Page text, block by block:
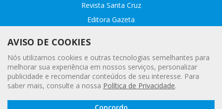
Leia a
Revista Santa Cruz
Editora Gazeta
Fale conosco
Webmail
Assinatura Premiada
Política Geral de Privacidade e Proteção
AVISO DE COOKIES
Nós utilizamos cookies e outras tecnologias semelhantes para
melhorar sua experiência em nossos serviços, personalizar
publicidade e recomendar conteúdos de seu interesse. Para
saber mais, consulte a nossa Política de Privacidade.